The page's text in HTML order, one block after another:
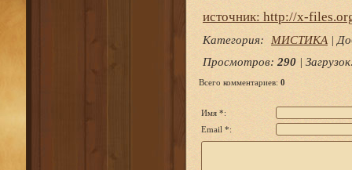
источник: http://x-
Категория: МИСТИКА |
Просмотров: 290 | Загрузок
Всего комментариев: 0
Имя *:
Email *: